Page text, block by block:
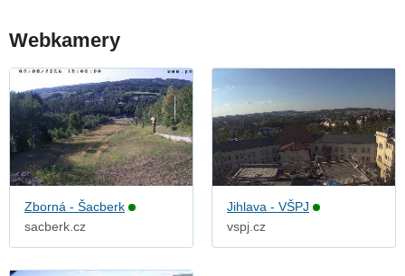
Webkamery
Zborná - Šacberk
sacberk.cz
Jihlava - VŠPJ
vspj.cz